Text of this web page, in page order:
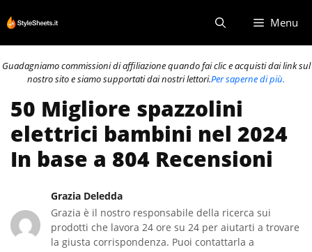
al
contenuto
Menu
Guadagniamo commissioni di affiliazione quando fai clic e acquisti dai link sul
nostro sito e siamo supportati dai nostri lettori.Per saperne di più.
50 Migliore spazzolini
elettrici bambini nel 2024
In base a 804 Recensioni
Grazia Deledda
Grazia è il nostro responsabile della ricerca sui
prodotti che lavora 24 ore su 24 per aiutarti a trovare
la giusta corrispondenza. Puoi contattarla a